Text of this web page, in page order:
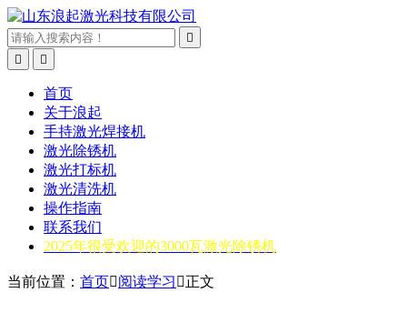



首页
关于浪起
手持激光焊接机
激光除锈机
激光打标机
激光清洗机
操作指南
联系我们
2025年很受欢迎的3000瓦激光除锈机
当前位置： 首页阅读学习 正文